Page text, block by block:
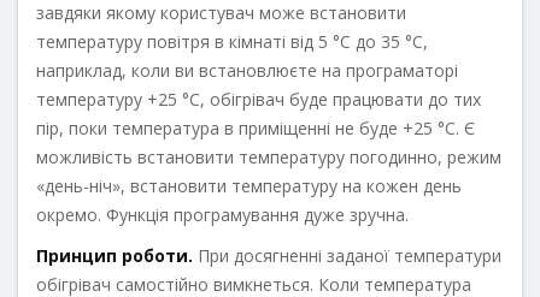
завдяки якому користувач може встановити
температуру повітря в кімнаті від 5 °С до 35 °С,
наприклад, коли ви встановлюєте на програматорі
температуру +25 °С, обігрівач буде працювати до тих
пір, поки температура в приміщенні не буде +25 °С. Є
можливість встановити температуру погодинно, режим
«день-ніч», встановити температуру на кожен день
окремо. Функція програмування дуже зручна.
Принцип роботи. При досягненні заданої температури
обігрівач самостійно вимкнеться. Коли температура